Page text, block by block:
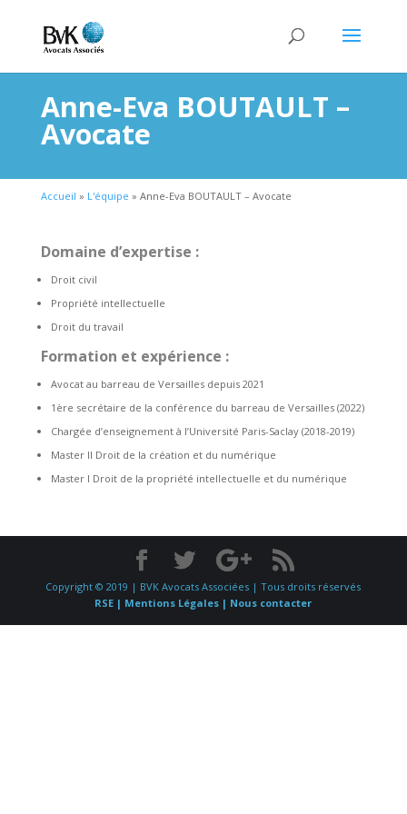
Anne-Eva BOUTAULT –
Avocate
Accueil » L'équipe » Anne-Eva BOUTAULT – Avocate
Domaine d’expertise :
Droit civil
Propriété intellectuelle
Droit du travail
Formation et expérience :
Avocat au barreau de Versailles depuis 2021
1ère secrétaire de la conférence du barreau de Versailles (2022)
Chargée d’enseignement à l’Université Paris-Saclay (2018-2019)
Master II Droit de la création et du numérique
Master I Droit de la propriété intellectuelle et du numérique
Copyright © 2019 | BVK Avocats Associées | Tous droits réservés
RSE | Mentions Légales | Nous contacter